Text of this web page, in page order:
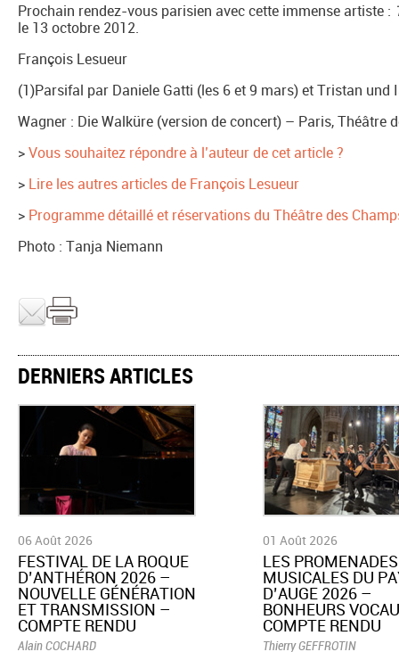
Prochain rendez-vous parisien avec cette immense artiste :
le 13 octobre 2012.
François Lesueur
(1)Parsifal par Daniele Gatti (les 6 et 9 mars) et Tristan
Wagner : Die Walküre (version de concert) – Paris, Théâtre
>Vous souhaitez répondre à l’auteur de cet article ?
> Lire les autres articles de François Lesueur
> Programme détaillé et réservations du Théâtre des
Photo : Tanja Niemann
DERNIERS ARTICLES
06 Août 2026
​FESTIVAL DE LA ROQUE
D’ANTHÉRON 2026 –
NOUVELLE GÉNÉRATION
ET TRANSMISSION –
COMPTE RENDU
Alain COCHARD
01 Août 2026
LES PROMENADES
MUSICALES DU
D’AUGE 2026 –
BONHEURS
COMPTE RENDU
Thierry GEFFROTIN